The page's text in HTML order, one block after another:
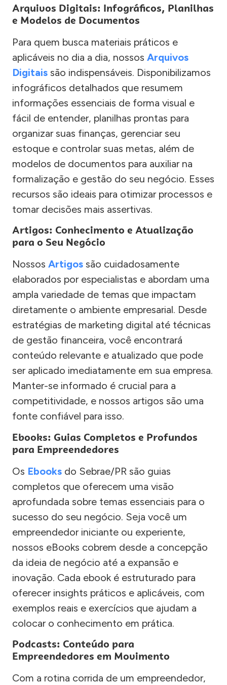
Arquivos Digitais: Infográficos, Planilhas
e Modelos de Documentos
Para quem busca materiais práticos e
aplicáveis no dia a dia, nossos Arquivos
Digitais são indispensáveis. Disponibilizamos
infográficos detalhados que resumem
informações essenciais de forma visual e
fácil de entender, planilhas prontas para
organizar suas finanças, gerenciar seu
estoque e controlar suas metas, além de
modelos de documentos para auxiliar na
formalização e gestão do seu negócio. Esses
recursos são ideais para otimizar processos e
tomar decisões mais assertivas.
Artigos: Conhecimento e Atualização
para o Seu Negócio
Nossos Artigos são cuidadosamente
elaborados por especialistas e abordam uma
ampla variedade de temas que impactam
diretamente o ambiente empresarial. Desde
estratégias de marketing digital até técnicas
de gestão financeira, você encontrará
conteúdo relevante e atualizado que pode
ser aplicado imediatamente em sua empresa.
Manter-se informado é crucial para a
competitividade, e nossos artigos são uma
fonte confiável para isso.
Ebooks: Guias Completos e Profundos
para Empreendedores
Os Ebooks do Sebrae/PR são guias
completos que oferecem uma visão
aprofundada sobre temas essenciais para o
sucesso do seu negócio. Seja você um
empreendedor iniciante ou experiente,
nossos eBooks cobrem desde a concepção
da ideia de negócio até a expansão e
inovação. Cada ebook é estruturado para
oferecer insights práticos e aplicáveis, com
exemplos reais e exercícios que ajudam a
colocar o conhecimento em prática.
Podcasts: Conteúdo para
Empreendedores em Movimento
Com a rotina corrida de um empreendedor,